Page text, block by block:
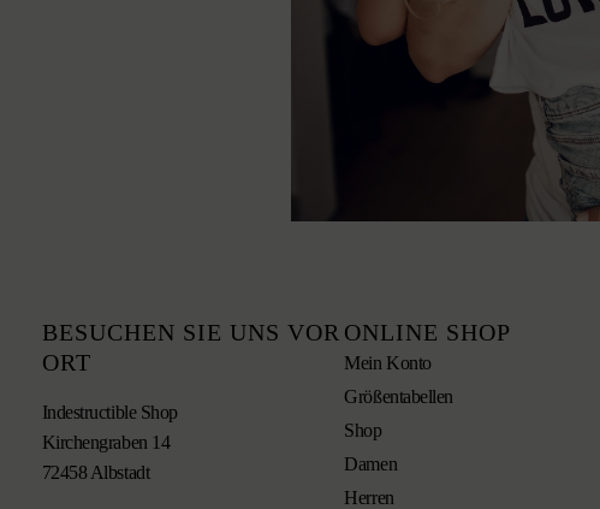
BESUCHEN SIE UNS VOR
ORT
Indestructible Shop
Kirchengraben 14
72458 Albstadt
ONLINE SHOP
Mein Konto
Größentabellen
Shop
Damen
Herren